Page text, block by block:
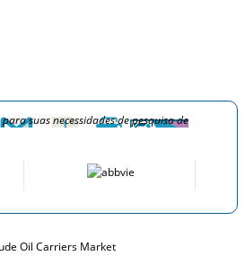
suas necessidades de pesquisa de